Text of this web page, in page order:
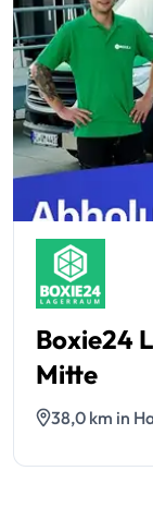
Boxie24
Mitte
38,0 km in